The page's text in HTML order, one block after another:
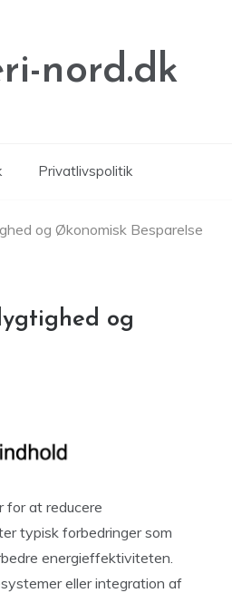
nord.dk
Privatlivspolitik
og Økonomisk Besparelse
og
for at reducere
typisk forbedringer som
energieffektiviteten.
eller integration af